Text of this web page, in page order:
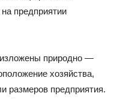
предприятии
изложены природно —
хозяйства,
размеров предприятия.